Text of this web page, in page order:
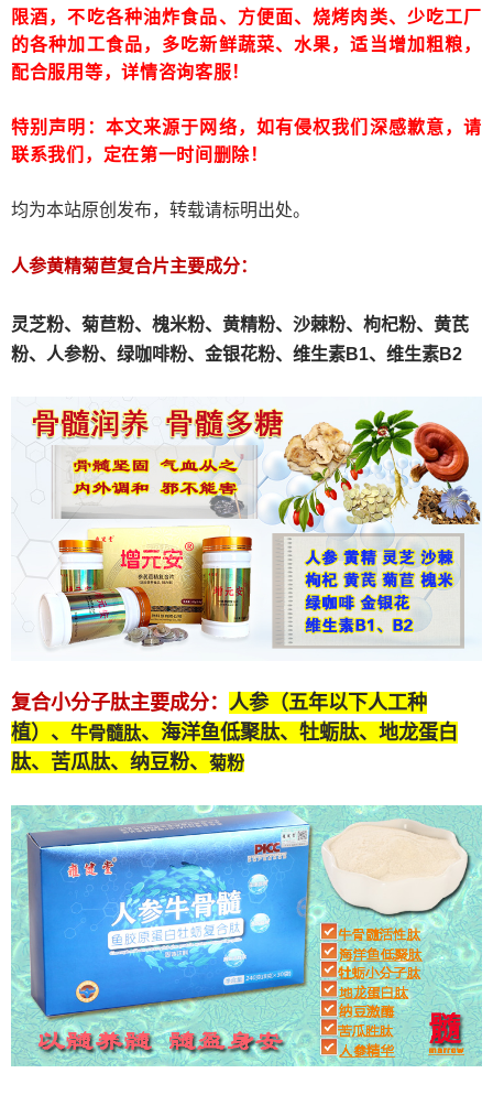
限酒，不吃各种油炸食品、方便面、烧烤肉类、少吃工厂
的各种加工食品，多吃新鲜蔬菜、水果，适当增加粗粮，
配合服用等，详情咨询客服！
特别声明：本文来源于网络，如有侵权我们深感歉意，请
联系我们，定在第一时间删除！
均为本站原创发布，转载请标明出处。
人参黄精菊苣复合片主要成分：
灵芝粉、 菊苣粉、 槐米粉、 黄精粉、沙棘粉、枸杞粉、黄芪
粉、人参粉、绿咖啡粉、金银花粉、维生素B1、维生素B2
复合小分子肽主要成分： 人参（五年以下人工种
植）、 牛骨髓肽、海洋鱼低聚肽、牡蛎肽、 地龙蛋白
肽、苦瓜肽、纳豆粉、 菊粉